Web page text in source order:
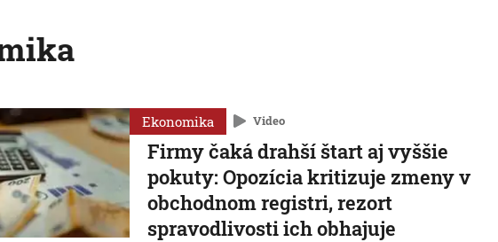
Ekonomika Video
Firmy čaká drahší štart aj vyššie
pokuty: Opozícia kritizuje zmeny v
obchodnom registri, rezort
spravodlivosti ich obhajuje